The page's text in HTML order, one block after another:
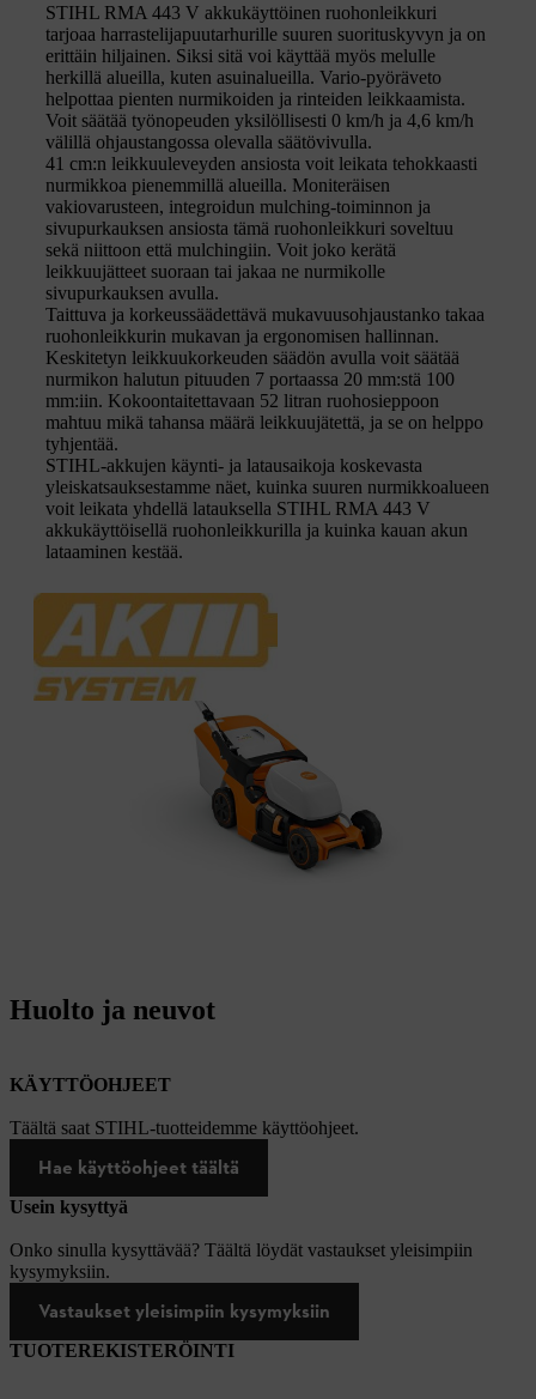
STIHL RMA 443 V akkukäyttöinen ruohonleikkuri
tarjoaa harrastelijapuutarhurille suuren suorituskyvyn ja on
erittäin hiljainen. Siksi sitä voi käyttää myös melulle
herkillä alueilla, kuten asuinalueilla. Vario-pyöräveto
helpottaa pienten nurmikoiden ja rinteiden leikkaamista.
Voit säätää työnopeuden yksilöllisesti 0 km/h ja 4,6 km/h
välillä ohjaustangossa olevalla säätövivulla.
41 cm:n leikkuuleveyden ansiosta voit leikata tehokkaasti
nurmikkoa pienemmillä alueilla. Moniteräisen
vakiovarusteen, integroidun mulching-toiminnon ja
sivupurkauksen ansiosta tämä ruohonleikkuri soveltuu
sekä niittoon että mulchingiin. Voit joko kerätä
leikkuujätteet suoraan tai jakaa ne nurmikolle
sivupurkauksen avulla.
Taittuva ja korkeussäädettävä mukavuusohjaustanko takaa
ruohonleikkurin mukavan ja ergonomisen hallinnan.
Keskitetyn leikkuukorkeuden säädön avulla voit säätää
nurmikon halutun pituuden 7 portaassa 20 mm:stä 100
mm:iin. Kokoontaitettavaan 52 litran ruohosieppoon
mahtuu mikä tahansa määrä leikkuujätettä, ja se on helppo
tyhjentää.
STIHL-akkujen käynti- ja latausaikoja koskevasta
yleiskatsauksestamme näet, kuinka suuren nurmikkoalueen
voit leikata yhdellä latauksella STIHL RMA 443 V
akkukäyttöisellä ruohonleikkurilla ja kuinka kauan akun
lataaminen kestää.
Huolto ja neuvot
KÄYTTÖOHJEET
Täältä saat STIHL-tuotteidemme käyttöohjeet.
Hae käyttöohjeet täältä
Usein kysyttyä
Onko sinulla kysyttävää? Täältä löydät vastaukset yleisimpiin
kysymyksiin.
Vastaukset yleisimpiin kysymyksiin
TUOTEREKISTERÖINTI